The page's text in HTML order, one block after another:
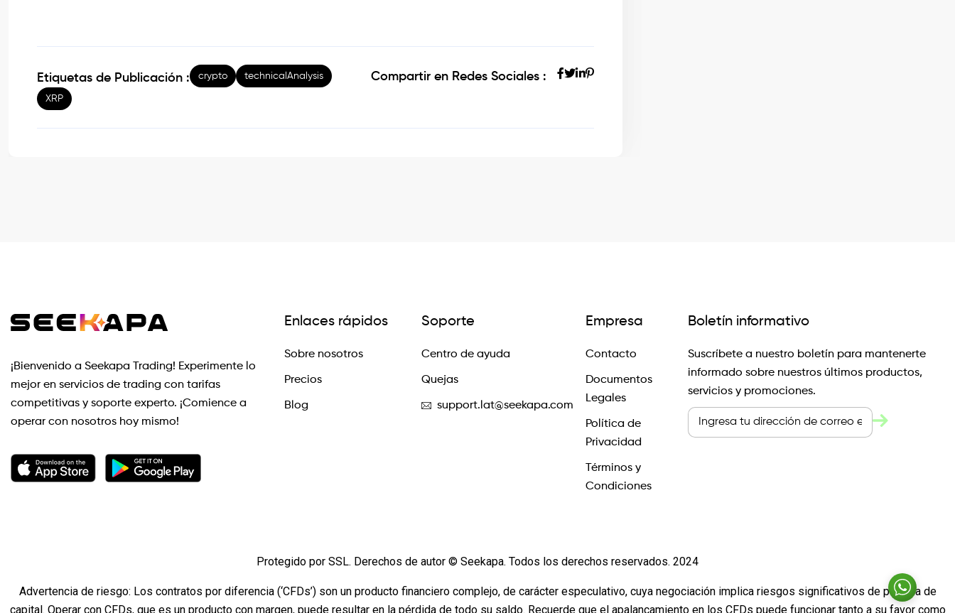
Etiquetas de Publicación : crypto technicalAnalysis
XRP
Compartir en Redes Sociales :
¡Bienvenido a Seekapa Trading! Experimente lo
mejor en servicios de trading con tarifas
competitivas y soporte experto. ¡Comience a
operar con nosotros hoy mismo!
Enlaces rápidos
Sobre nosotros
Precios
Blog
Soporte
Centro de ayuda
Quejas
support.lat@seekapa.com
Empresa
Contacto
Documentos
Legales
Política de
Privacidad
Términos y
Condiciones
Boletín informativo
Suscríbete a nuestro boletín para mantenerte
informado sobre nuestros últimos productos,
servicios y promociones.
Protegido por SSL. Derechos de autor © Seekapa. Todos los derechos reservados. 2024
Advertencia de riesgo: Los contratos por diferencia (‘CFDs’) son un producto financiero complejo, de carácter especulativo, cuya negociación implica riesgos significativos de pérdida de
capital. Operar con CFDs, que es un producto con margen, puede resultar en la pérdida de todo su saldo. Recuerde que el apalancamiento en los CFDs puede funcionar tanto a su favor como